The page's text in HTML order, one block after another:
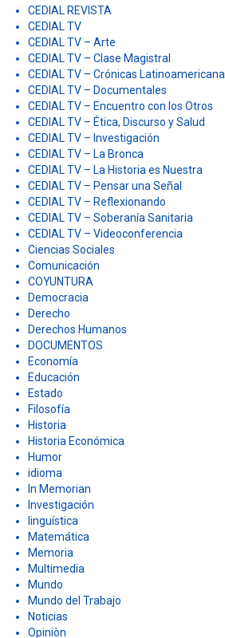
CEDIAL RADIO
CEDIAL REVISTA
CEDIAL TV
CEDIAL TV – Arte
CEDIAL TV – Clase Magistral
CEDIAL TV – Crónicas Latinoamericanas
CEDIAL TV – Documentales
CEDIAL TV – Encuentro con los Otros
CEDIAL TV – Ética, Discurso y Salud
CEDIAL TV – Investigación
CEDIAL TV – La Bronca
CEDIAL TV – La Historia es Nuestra
CEDIAL TV – Pensar una Señal
CEDIAL TV – Reflexionando
CEDIAL TV – Soberanía Sanitaria
CEDIAL TV – Videoconferencia
Ciencias Sociales
Comunicación
COYUNTURA
Democracia
Derecho
Derechos Humanos
DOCUMENTOS
Economía
Educación
Estado
Filosofía
Historia
Historia Económica
Humor
idioma
In Memorian
Investigación
linguística
Matemática
Memoria
Multimedia
Mundo
Mundo del Trabajo
Noticias